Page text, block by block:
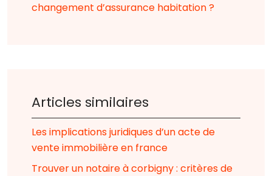
changement d’assurance habitation ?
Articles similaires
Les implications juridiques d’un acte de
vente immobilière en france
Trouver un notaire à corbigny : critères de